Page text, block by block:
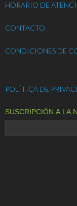
HORARIO DE
CONTACTO
CONDICIONES DE
POLÍTICA DE
SUSCRIPCIÓN A LA